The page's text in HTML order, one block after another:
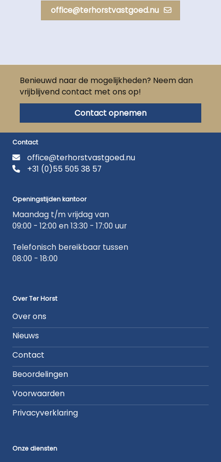
office@terhorstvastgoed.nu
Benieuwd naar de mogelijkheden? Neem dan
vrijblijvend contact met ons op!
Contact opnemen
Contact
office@terhorstvastgoed.nu
+31 (0)55 505 38 57
Openingstijden kantoor
Maandag t/m vrijdag van
09:00 - 12:00 en 13:30 - 17:00 uur
Telefonisch bereikbaar tussen
08:00 - 18:00
Over Ter Horst
Over ons
Nieuws
Contact
Beoordelingen
Voorwaarden
Privacyverklaring
Onze diensten